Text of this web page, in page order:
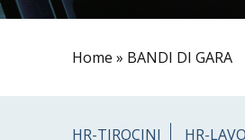
Home » BANDI DI GARA
HR-TIROCINI HR-